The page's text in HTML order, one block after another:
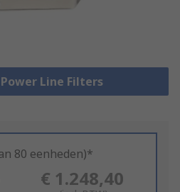
Line Filters
80 eenheden)*
€ 1.248,40